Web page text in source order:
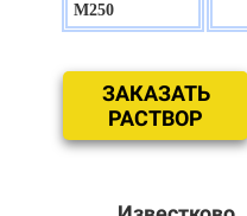
М250
ЗАКАЗАТЬ
РАСТВОР